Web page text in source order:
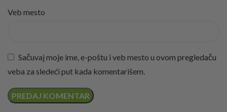
Veb mesto
Sačuvaj moje ime, e-poštu i veb mesto u ovom pregledaču
veba za sledeći put kada komentarišem.